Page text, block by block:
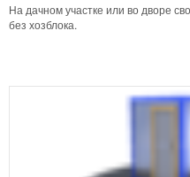
На дачном участке или во дворе
без хозблока.